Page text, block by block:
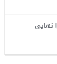
نهایی